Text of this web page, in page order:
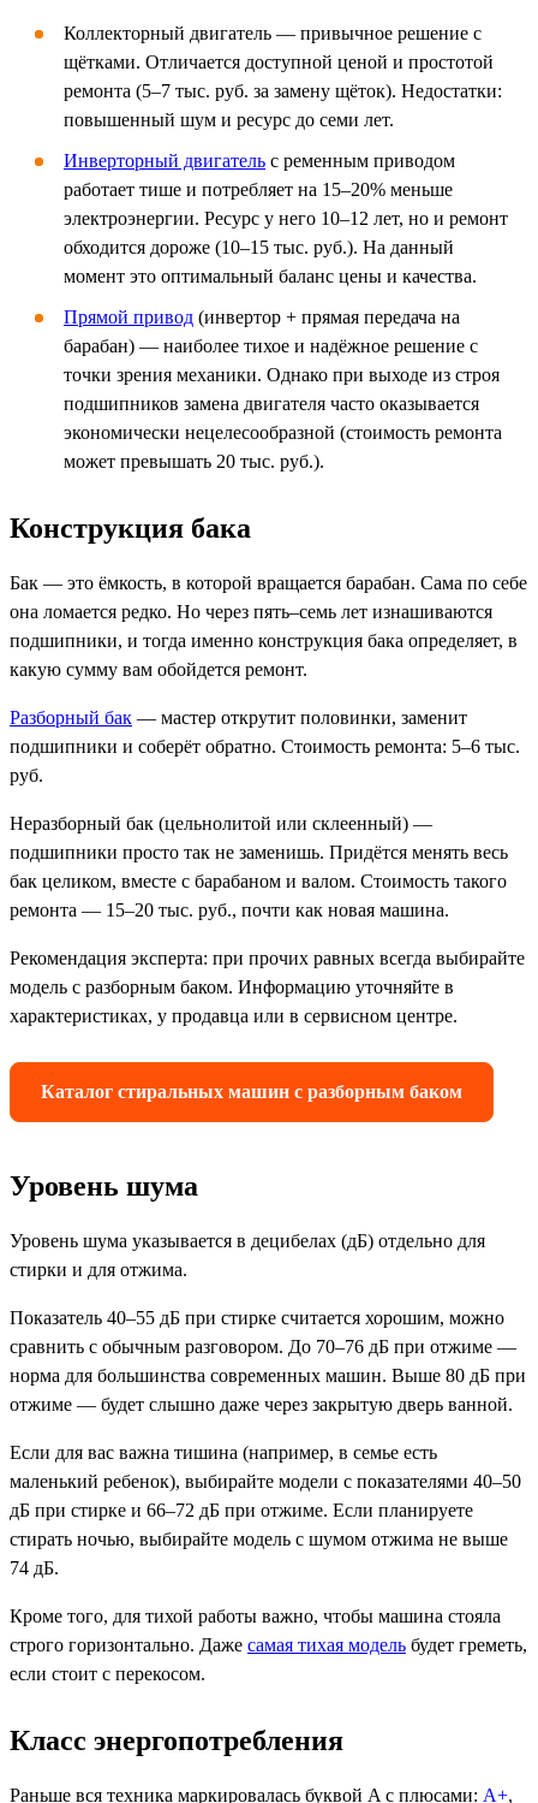
Коллекторный двигатель — привычное решение с
щётками. Отличается доступной ценой и простотой
ремонта (5–7 тыс. руб. за замену щёток). Недостатки:
повышенный шум и ресурс до семи лет.
Инверторный двигатель с ременным приводом
работает тише и потребляет на 15–20% меньше
электроэнергии. Ресурс у него 10–12 лет, но и ремонт
обходится дороже (10–15 тыс. руб.). На данный
момент это оптимальный баланс цены и качества.
Прямой привод (инвертор + прямая передача на
барабан) — наиболее тихое и надёжное решение с
точки зрения механики. Однако при выходе из строя
подшипников замена двигателя часто оказывается
экономически нецелесообразной (стоимость ремонта
может превышать 20 тыс. руб.).
Конструкция бака
Бак — это ёмкость, в которой вращается барабан. Сама по себе
она ломается редко. Но через пять–семь лет изнашиваются
подшипники, и тогда именно конструкция бака определяет, в
какую сумму вам обойдется ремонт.
Разборный бак — мастер открутит половинки, заменит
подшипники и соберёт обратно. Стоимость ремонта: 5–6 тыс.
руб.
Неразборный бак (цельнолитой или склеенный) —
подшипники просто так не заменишь. Придётся менять весь
бак целиком, вместе с барабаном и валом. Стоимость такого
ремонта — 15–20 тыс. руб., почти как новая машина.
Рекомендация эксперта: при прочих равных всегда выбирайте
модель с разборным баком. Информацию уточняйте в
характеристиках, у продавца или в сервисном центре.
Каталог стиральных машин с разборным баком
Уровень шума
Уровень шума указывается в децибелах (дБ) отдельно для
стирки и для отжима.
Показатель 40–55 дБ при стирке считается хорошим, можно
сравнить с обычным разговором. До 70–76 дБ при отжиме —
норма для большинства современных машин. Выше 80 дБ при
отжиме — будет слышно даже через закрытую дверь ванной.
Если для вас важна тишина (например, в семье есть
маленький ребенок), выбирайте модели с показателями 40–50
дБ при стирке и 66–72 дБ при отжиме. Если планируете
стирать ночью, выбирайте модель с шумом отжима не выше
74 дБ.
Кроме того, для тихой работы важно, чтобы машина стояла
строго горизонтально. Даже самая тихая модель будет греметь,
если стоит с перекосом.
Класс энергопотребления
Раньше вся техника маркировалась буквой A с плюсами: A+,